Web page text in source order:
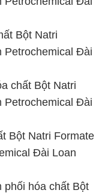
Bột Natri
Petrochemical Đài
chất Bột Natri
Petrochemical Đài
Bột Natri Formate
Đài Loan
phối hóa chất Bột